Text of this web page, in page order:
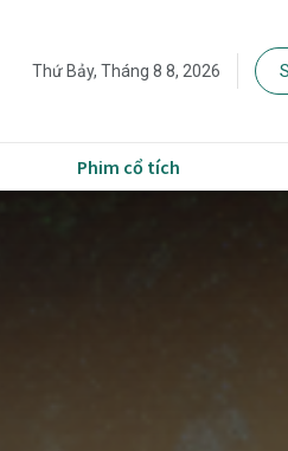
Thứ Bảy, Tháng 8 8, 2026
Phim cổ tích